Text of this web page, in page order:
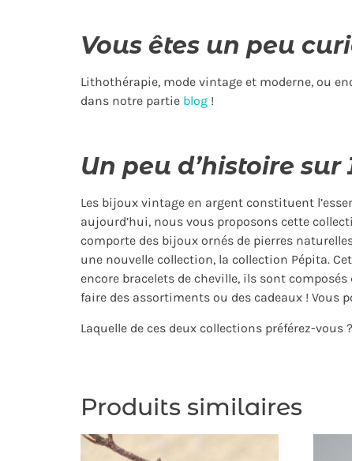
Vous êtes un peu
Lithothérapie, mode vintage et moderne, ou
dans notre partie blog !
Un peu d’histoire
Les bijoux vintage en argent constituent
aujourd’hui, nous vous proposons cette
comporte des bijoux ornés de pierres
une nouvelle collection, la collection Pépita.
encore bracelets de cheville, ils sont
faire des assortiments ou des cadeaux ! Vous
Laquelle de ces deux collections préférez-
Produits similaires